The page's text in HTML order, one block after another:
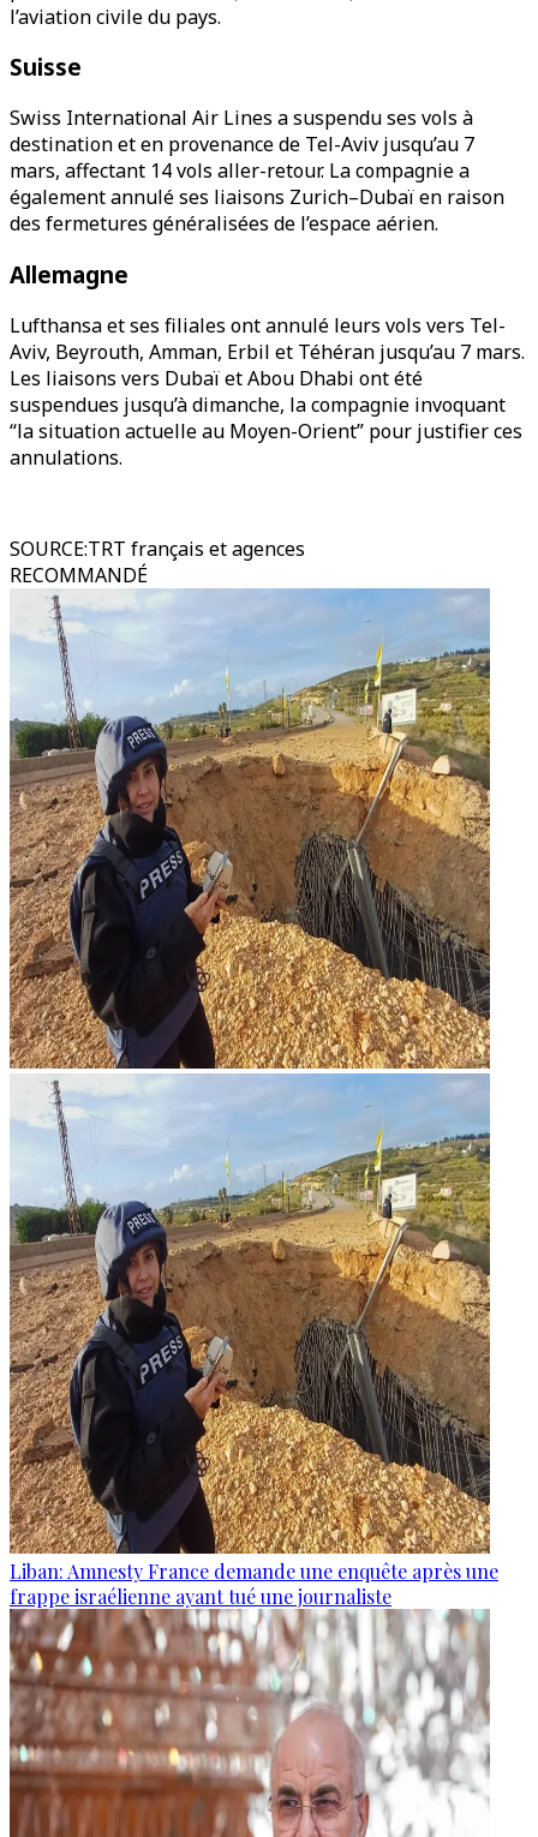
l’aviation civile du pays.
Suisse
Swiss International Air Lines a suspendu ses vols à
destination et en provenance de Tel-Aviv jusqu’au 7
mars, affectant 14 vols aller-retour. La compagnie a
également annulé ses liaisons Zurich–Dubaï en raison
des fermetures généralisées de l’espace aérien.
Allemagne
Lufthansa et ses filiales ont annulé leurs vols vers Tel-
Aviv, Beyrouth, Amman, Erbil et Téhéran jusqu’au 7 mars.
Les liaisons vers Dubaï et Abou Dhabi ont été
suspendues jusqu’à dimanche, la compagnie invoquant
“la situation actuelle au Moyen-Orient” pour justifier ces
annulations.
SOURCE:TRT français et agences
RECOMMANDÉ
Liban: Amnesty France demande une enquête après une
frappe israélienne ayant tué une journaliste